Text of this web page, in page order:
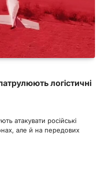
логістичні
атакувати російські
але й на передових